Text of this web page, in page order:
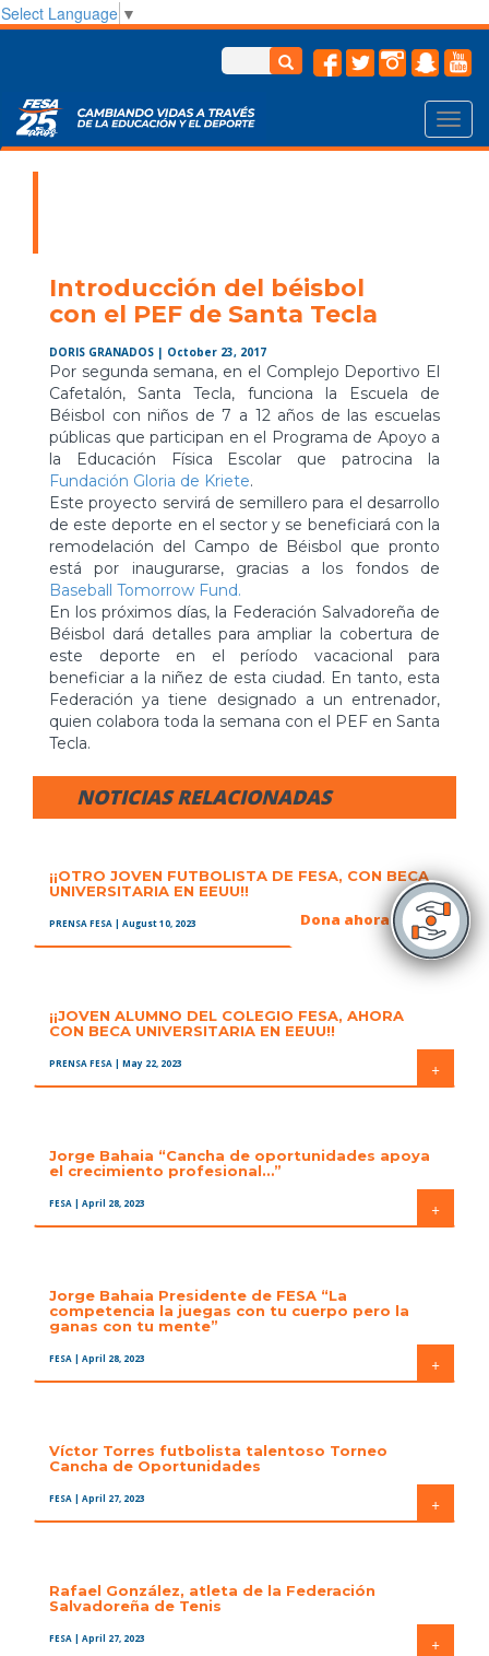
Select Language ▼
Dona ahora
Introducción del béisbol
con el PEF de Santa Tecla
DORIS GRANADOS | October 23, 2017
Por segunda semana, en el Complejo Deportivo El
Cafetalón, Santa Tecla, funciona la Escuela de
Béisbol con niños de 7 a 12 años de las escuelas
públicas que participan en el Programa de Apoyo a
la Educación Física Escolar que patrocina la
Fundación Gloria de Kriete.
Este proyecto servirá de semillero para el desarrollo
de este deporte en el sector y se beneficiará con la
remodelación del Campo de Béisbol que pronto
está por inaugurarse, gracias a los fondos de
Baseball Tomorrow Fund.
En los próximos días, la Federación Salvadoreña de
Béisbol dará detalles para ampliar la cobertura de
este deporte en el período vacacional para
beneficiar a la niñez de esta ciudad. En tanto, esta
Federación ya tiene designado a un entrenador,
quien colabora toda la semana con el PEF en Santa
Tecla.
NOTICIAS RELACIONADAS
¡¡OTRO JOVEN FUTBOLISTA DE FESA, CON BECA
UNIVERSITARIA EN EEUU!!
PRENSA FESA | August 10, 2023 +
¡¡JOVEN ALUMNO DEL COLEGIO FESA, AHORA
CON BECA UNIVERSITARIA EN EEUU!!
PRENSA FESA | May 22, 2023 +
Jorge Bahaia “Cancha de oportunidades apoya
el crecimiento profesional…”
FESA | April 28, 2023 +
Jorge Bahaia Presidente de FESA “La
competencia la juegas con tu cuerpo pero la
ganas con tu mente”
FESA | April 28, 2023 +
Víctor Torres futbolista talentoso Torneo
Cancha de Oportunidades
FESA | April 27, 2023 +
Rafael González, atleta de la Federación
Salvadoreña de Tenis
FESA | April 27, 2023 +